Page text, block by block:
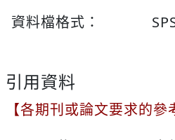
資料檔格式：
引用資料
【各期刊或論文要求的